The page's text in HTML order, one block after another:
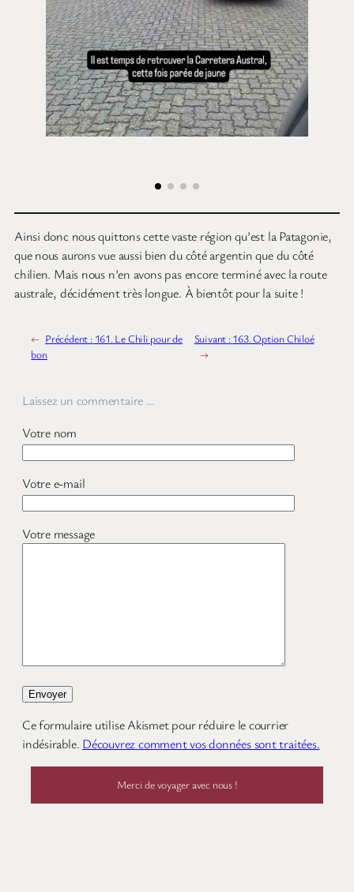
Ainsi donc nous quittons cette vaste région qu’est la Patagonie,
que nous aurons vue aussi bien du côté argentin que du côté
chilien. Mais nous n’en avons pas encore terminé avec la route
australe, décidément très longue. À bientôt pour la suite !
← Précédent : 161. Le Chili pour de
bon
Suivant :163. Option Chiloé
→
Laissez un commentaire …
Votre nom
Votre e-mail
Votre message
Ce formulaire utilise Akismet pour réduire le courrier
indésirable. Découvrez comment vos données sont traitées.
Merci de voyager avec nous !